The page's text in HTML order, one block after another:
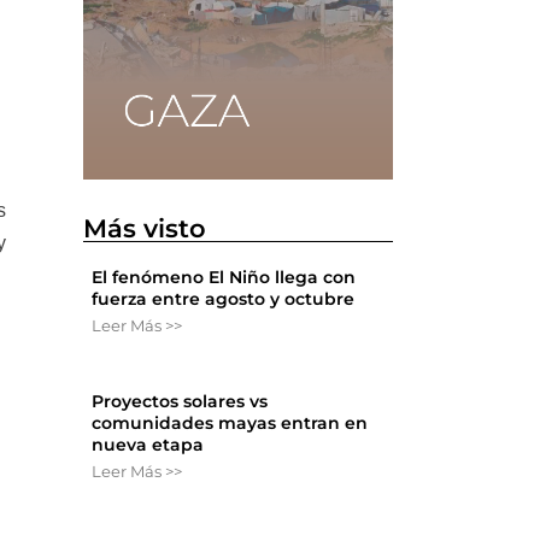
Más visto
El fenómeno El Niño llega con
fuerza entre agosto y octubre
Leer Más >>
Proyectos solares vs
comunidades mayas entran en
nueva etapa
Leer Más >>